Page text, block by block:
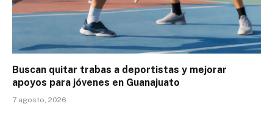
Buscan quitar trabas a deportistas y mejorar
apoyos para jóvenes en Guanajuato
7 agosto, 2026